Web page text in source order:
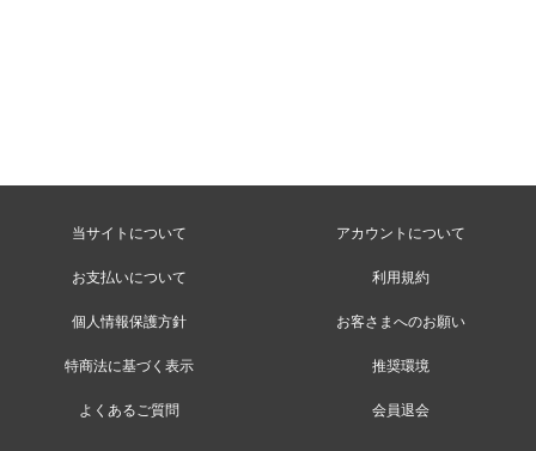
当サイトについて アカウントについて
お支払いについて 利用規約
個人情報保護方針 お客さまへのお願い
特商法に基づく表示 推奨環境
よくあるご質問 会員退会